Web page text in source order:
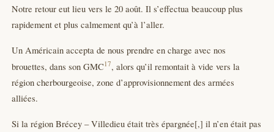
Notre retour eut lieu vers le 20 août. Il s’effectua beaucoup plus
rapidement et plus calmement qu’à l’aller.
Un Américain accepta de nous prendre en charge avec nos
brouettes, dans son GMC17, alors qu’il remontait à vide vers la
région cherbourgeoise, zone d’approvisionnement des armées
alliées.
Si la région Brécey – Villedieu était très épargnée[,] il n’en était pas